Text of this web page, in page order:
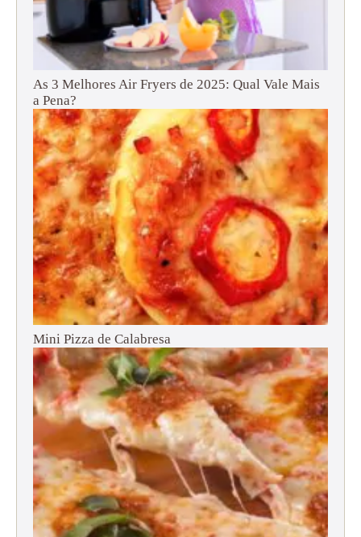
As 3 Melhores Air Fryers de 2025: Qual Vale Mais
a Pena?
Mini Pizza de Calabresa